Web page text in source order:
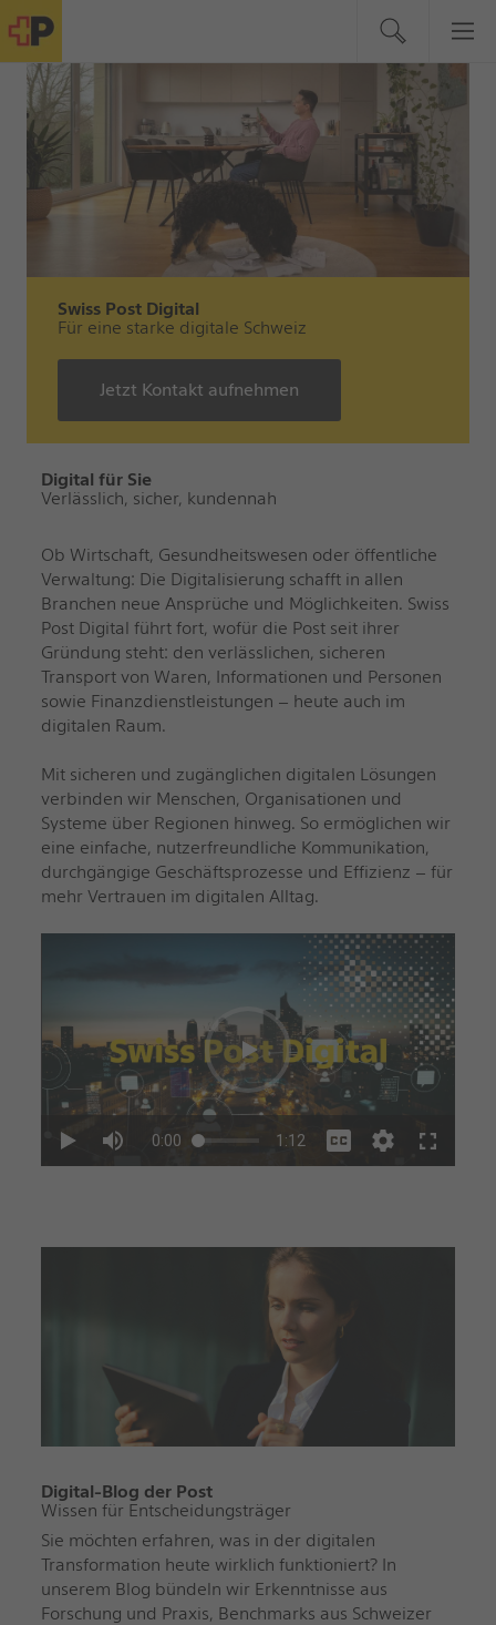
Swiss Post Digital
Für eine starke digitale Schweiz
Jetzt Kontakt aufnehmen
Digital für Sie
Verlässlich, sicher, kundennah
Ob Wirtschaft, Gesundheitswesen oder öffentliche
Verwaltung: Die Digitalisierung schafft in allen
Branchen neue Ansprüche und Möglichkeiten. Swiss
Post Digital führt fort, wofür die Post seit ihrer
Gründung steht: den verlässlichen, sicheren
Transport von Waren, Informationen und Personen
sowie Finanzdienstleistungen – heute auch im
digitalen Raum.
Mit sicheren und zugänglichen digitalen Lösungen
verbinden wir Menschen, Organisationen und
Systeme über Regionen hinweg. So ermöglichen wir
eine einfache, nutzerfreundliche Kommunikation,
durchgängige Geschäftsprozesse und Effizienz – für
mehr Vertrauen im digitalen Alltag.
Digital-Blog der Post
Wissen für Entscheidungsträger
Sie möchten erfahren, was in der digitalen
Transformation heute wirklich funktioniert? In
unserem Blog bündeln wir Erkenntnisse aus
Forschung und Praxis, Benchmarks aus Schweizer